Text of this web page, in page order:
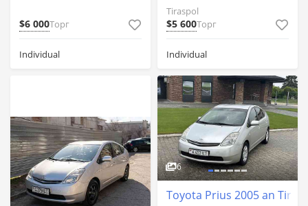
$6 000Торг
Individual
Tiraspol
$5 600Торг
Individual
6
Toyota Prius 2005 an